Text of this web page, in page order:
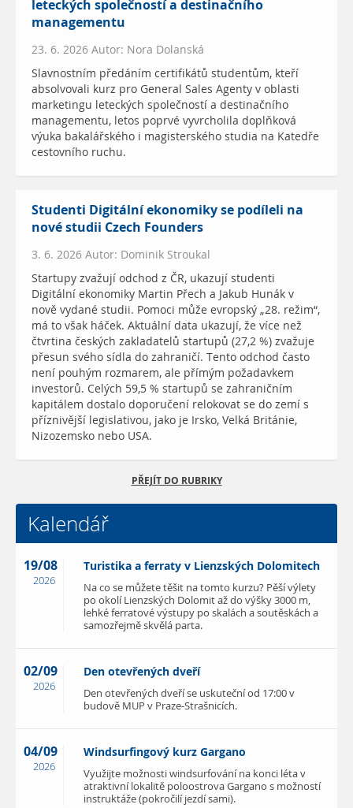
leteckých společností a destinačního
managementu
23. 6. 2026 Autor: Nora Dolanská
Slavnostním předáním certifikátů studentům, kteří
absolvovali kurz pro General Sales Agenty v oblasti
marketingu leteckých společností a destinačního
managementu, letos poprvé vyvrcholila doplňková
výuka bakalářského i magisterského studia na Katedře
cestovního ruchu.
Studenti Digitální ekonomiky se podíleli na
nové studii Czech Founders
3. 6. 2026 Autor: Dominik Stroukal
Startupy zvažují odchod z ČR, ukazují studenti
Digitální ekonomiky Martin Přech a Jakub Hunák v
nově vydané studii. Pomoci může evropský „28. režim“,
má to však háček. Aktuální data ukazují, že více než
čtvrtina českých zakladatelů startupů (27,2 %) zvažuje
přesun svého sídla do zahraničí. Tento odchod často
není pouhým rozmarem, ale přímým požadavkem
investorů. Celých 59,5 % startupů se zahraničním
kapitálem dostalo doporučení relokovat se do zemí s
příznivější legislativou, jako je Irsko, Velká Británie,
Nizozemsko nebo USA.
PŘEJÍT DO RUBRIKY
Kalendář
19/08
2026
Turistika a ferraty v Lienzských Dolomitech
Na co se můžete těšit na tomto kurzu? Pěší výlety
po okolí Lienzských Dolomit až do výšky 3000 m,
lehké ferratové výstupy po skalách a soutěskách a
samozřejmě skvělá parta.
02/09
2026
Den otevřených dveří
Den otevřených dveří se uskuteční od 17:00 v
budově MUP v Praze-Strašnicích.
04/09
2026
Windsurfingový kurz Gargano
Využijte možnosti windsurfování na konci léta v
atraktivní lokalitě poloostrova Gargano s možností
instruktáže (pokročilí jezdí sami).